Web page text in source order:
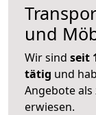
und
Wir sind seit
tätig und
Angebote
erwiesen.